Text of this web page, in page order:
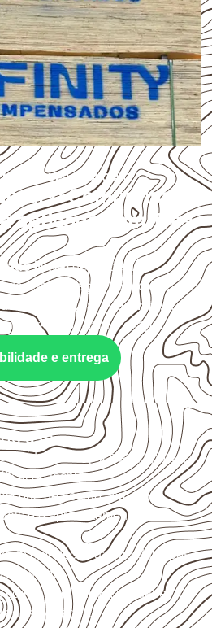
A APLICAÇÃO
o Compensado
aplicação em Três
Navaldepende do
da especificação do projeto.
a
espessura, o formato, a
previstos para a chapa.
e entrega
uso
aplicação, apoios,
técnica.
corte de acordo com as
e o aproveitamento
e proteção das bordas após
com o solo, chuva, umidade
desnivelados.